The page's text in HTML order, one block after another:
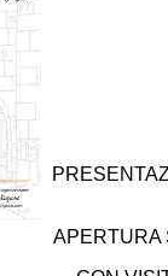
APERTURA